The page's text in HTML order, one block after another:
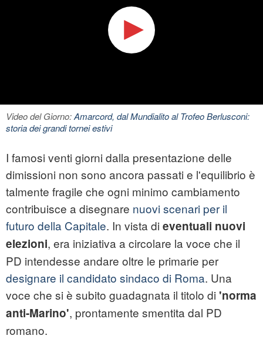
Video del Giorno:Amarcord, dal Mundialito al Trofeo Berlusconi:
storia dei grandi tornei estivi
I famosi venti giorni dalla presentazione delle
dimissioni non sono ancora passati e l'equilibrio è
talmente fragile che ogni minimo cambiamento
contribuisce a disegnare nuovi scenari per il
futuro della Capitale. In vista di eventuali nuovi
elezioni, era iniziativa a circolare la voce che il
PD intendesse andare oltre le primarie per
designare il candidato sindaco di Roma. Una
voce che si è subito guadagnata il titolo di 'norma
anti-Marino', prontamente smentita dal PD
romano.